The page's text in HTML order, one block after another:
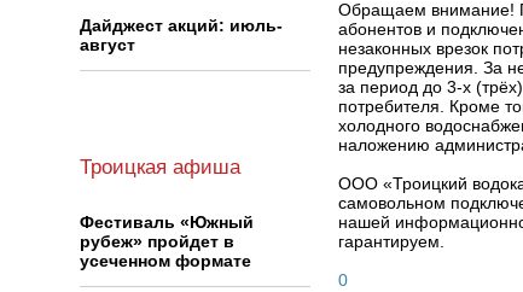
Обращаем внимание!
абонентов и
незаконных врезок
предупреждения. За
за период до 3‑х
потребителя. Кроме
холодного
наложению
ООО «Троицкий
самовольном
нашей
гарантируем.
0
Дайджест акций: июль-
август
Троицкая афиша
Фестиваль «Южный
рубеж» пройдет в
усеченном формате